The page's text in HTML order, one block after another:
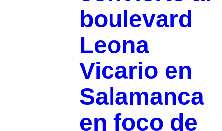
boulevard
Leona
Vicario en
Salamanca
en foco de